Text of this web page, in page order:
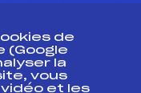
de
(Google
la
vous
et les